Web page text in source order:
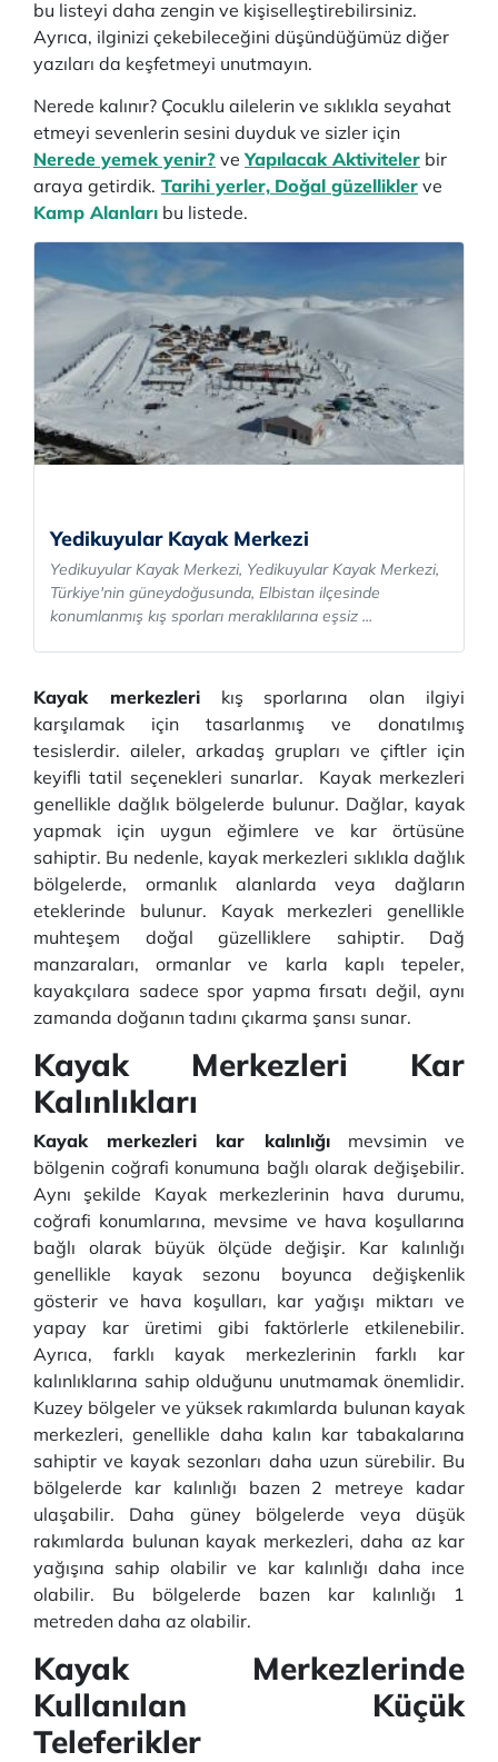
bu listeyi daha zengin ve kişiselleştirebilirsiniz.
Ayrıca, ilginizi çekebileceğini düşündüğümüz diğer
yazıları da keşfetmeyi unutmayın.
Nerede kalınır? Çocuklu ailelerin ve sıklıkla seyahat
etmeyi sevenlerin sesini duyduk ve sizler için
Nerede yemek yenir? veYapılacak Aktiviteler bir
araya getirdik. Tarihi yerler, Doğal güzellikler ve
Kamp Alanları bu listede.
Yedikuyular Kayak Merkezi
Yedikuyular Kayak Merkezi, Yedikuyular Kayak Merkezi,
Türkiye'nin güneydoğusunda, Elbistan ilçesinde
konumlanmış kış sporları meraklılarına eşsiz ...
Kayak merkezlerikış sporlarına olan ilgiyi
karşılamak için tasarlanmış ve donatılmış
tesislerdir. aileler, arkadaş grupları ve çiftler için
keyifli tatil seçenekleri sunarlar. Kayak merkezleri
genellikle dağlık bölgelerde bulunur. Dağlar, kayak
yapmak için uygun eğimlere ve kar örtüsüne
sahiptir. Bu nedenle, kayak merkezleri sıklıkla dağlık
bölgelerde, ormanlık alanlarda veya dağların
eteklerinde bulunur. Kayak merkezleri genellikle
muhteşem doğal güzelliklere sahiptir. Dağ
manzaraları, ormanlar ve karla kaplı tepeler,
kayakçılara sadece spor yapma fırsatı değil, aynı
zamanda doğanın tadını çıkarma şansı sunar.
Kayak Merkezleri Kar
Kalınlıkları
Kayak merkezleri kar kalınlığımevsimin ve
bölgenin coğrafi konumuna bağlı olarak değişebilir.
Aynı şekilde Kayak merkezlerinin hava durumu,
coğrafi konumlarına, mevsime ve hava koşullarına
bağlı olarak büyük ölçüde değişir. Kar kalınlığı
genellikle kayak sezonu boyunca değişkenlik
gösterir ve hava koşulları, kar yağışı miktarı ve
yapay kar üretimi gibi faktörlerle etkilenebilir.
Ayrıca, farklı kayak merkezlerinin farklı kar
kalınlıklarına sahip olduğunu unutmamak önemlidir.
Kuzey bölgeler ve yüksek rakımlarda bulunan kayak
merkezleri, genellikle daha kalın kar tabakalarına
sahiptir ve kayak sezonları daha uzun sürebilir. Bu
bölgelerde kar kalınlığı bazen 2 metreye kadar
ulaşabilir. Daha güney bölgelerde veya düşük
rakımlarda bulunan kayak merkezleri, daha az kar
yağışına sahip olabilir ve kar kalınlığı daha ince
olabilir. Bu bölgelerde bazen kar kalınlığı 1
metreden daha az olabilir.
Kayak Merkezlerinde
Kullanılan Küçük
Teleferikler